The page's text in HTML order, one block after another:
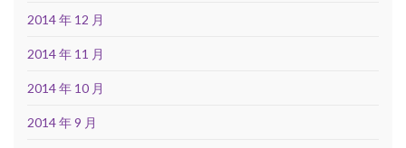
2014 年 12 月
2014 年 11 月
2014 年 10 月
2014 年 9 月